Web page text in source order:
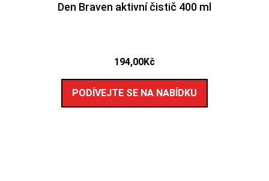
Den Braven aktivní čistič 400 ml
194,00Kč
PODÍVEJTE SE NA NABÍDKU